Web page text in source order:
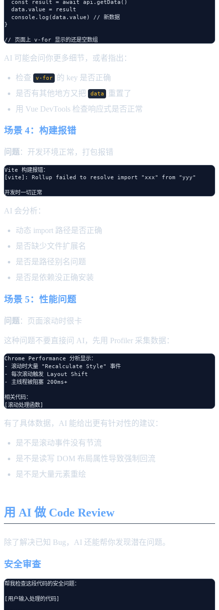
  const result = await api.getData()
  data.value = result
  console.log(data.value) // 新数据
}
AI 可能会问你更多细节，或者指出：
检查 v-for
的 key 是否正确
是否有其他地方又把
data
重置了
用 Vue DevTools 检查响应式是否正常
场景 4：构建报错
问题：开发环境正常，打包报错
Vite 构建报错：
[vite]: Rollup failed to resolve import "xxx" from "yyy"
AI 会分析：
动态 import 路径是否正确
是否缺少文件扩展名
是否是路径别名问题
是否是依赖没正确安装
场景 5：性能问题
问题：页面滚动时很卡
这种问题不要直接问 AI，先用 Profiler 采集数据：
Chrome Performance 分析显示：
- 滚动时大量 "Recalculate Style" 事件
- 每次滚动触发 Layout Shift
- 主线程被阻塞 200ms+
相关代码：
有了具体数据，AI 能给出更有针对性的建议：
是不是滚动事件没有节流
是不是读写 DOM 布局属性导致强制回流
是不是大量元素重绘
用 AI 做 Code Review
除了解决已知 Bug，AI 还能帮你发现潜在问题。
安全审查
帮我检查这段代码的安全问题：
[用户输入处理的代码]